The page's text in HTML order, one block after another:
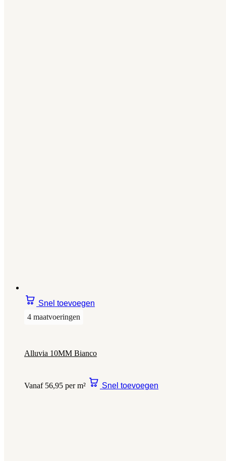
Snel toevoegen
4 maatvoeringen
Alluvia 10MM Bianco
Vanaf 56,95 per m² Snel toevoegen